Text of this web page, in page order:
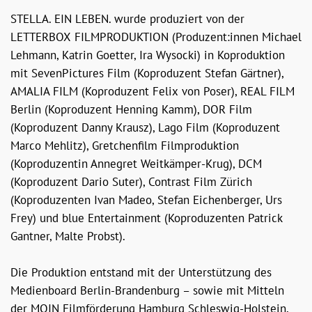
STELLA. EIN LEBEN. wurde produziert von der
LETTERBOX FILMPRODUKTION (Produzent:innen Michael
Lehmann, Katrin Goetter, Ira Wysocki) in Koproduktion
mit SevenPictures Film (Koproduzent Stefan Gärtner),
AMALIA FILM (Koproduzent Felix von Poser), REAL FILM
Berlin (Koproduzent Henning Kamm), DOR Film
(Koproduzent Danny Krausz), Lago Film (Koproduzent
Marco Mehlitz), Gretchenfilm Filmproduktion
(Koproduzentin Annegret Weitkämper-Krug), DCM
(Koproduzent Dario Suter), Contrast Film Zürich
(Koproduzenten Ivan Madeo, Stefan Eichenberger, Urs
Frey) und blue Entertainment (Koproduzenten Patrick
Gantner, Malte Probst).
Die Produktion entstand mit der Unterstützung des
Medienboard Berlin-Brandenburg – sowie mit Mitteln
der MOIN Filmförderung Hamburg Schleswig-Holstein,